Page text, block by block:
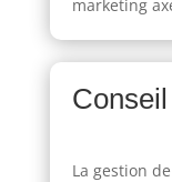
marketing
La gestion